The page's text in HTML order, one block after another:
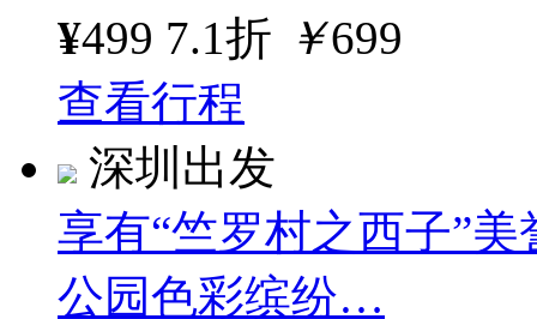
¥499 7.1折 ￥699
查看行程
深圳出发
享有“竺罗村之西子”
公园色彩缤纷…